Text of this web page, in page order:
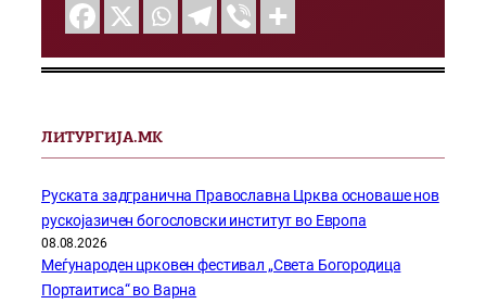
ЛИТУРГИЈА.МК
Руската задгранична Православна Црква основаше нов
рускојазичен богословски институт во Европа
08.08.2026
Меѓународен црковен фестивал „Света Богородица
Портаитиса“ во Варна